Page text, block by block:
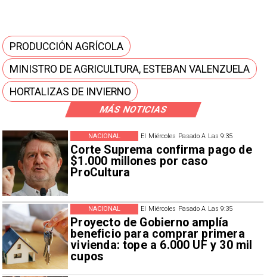
MÁS NOTICIAS
El Miércoles Pasado A Las 9:35
Corte Suprema confirma pago de
$1.000 millones por caso
ProCultura
NACIONAL
El Miércoles Pasado A Las 9:35
Proyecto de Gobierno amplía
beneficio para comprar primera
vivienda: tope a 6.000 UF y 30 mil
cupos
NACIONAL
PRODUCCIÓN AGRÍCOLA
MINISTRO DE AGRICULTURA, ESTEBAN VALENZUELA
HORTALIZAS DE INVIERNO